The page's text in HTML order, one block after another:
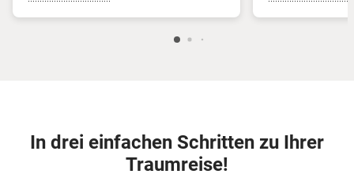
In drei einfachen Schritten zu Ihrer
Traumreise!